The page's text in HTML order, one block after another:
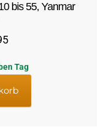
bis 55, Yanmar
Aktueller
ist:
€7,95.
Tag